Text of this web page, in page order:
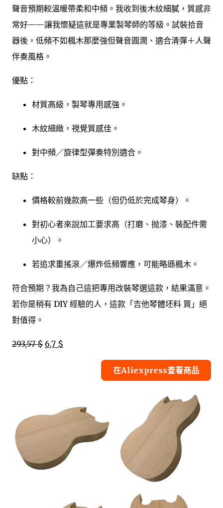
聲音預期較溫暖帶柔和中頻。我收到後木紋細膩，質感非
常好——讓我懷疑這就是專業製琴師的等級。試裝拾音
器後，低頻不如楓木那麼強但聲音圓潤、適合清彈＋人聲
伴奏風格。
優點：
材質高級，製琴專用感強。
木紋細緻，視覺質感佳。
對中頻／旋律型彈奏特別適合。
缺點：
價格較前幾款高一些（但仍低於完成琴身）。
對初心者來說加工要求高（打磨、抛漆、裝配件需
小心）。
若追求重搖滾／爆炸低頻響應，可能略遜楓木。
符合預期？我為自己這把專用改裝琴選這款，結果滿意。
若你是稍有 DIY 經驗的人，這款「吉他琴體坯料 買」絕
對值得。
293,57 $ 6,7 $
在Aliexpress查看商品